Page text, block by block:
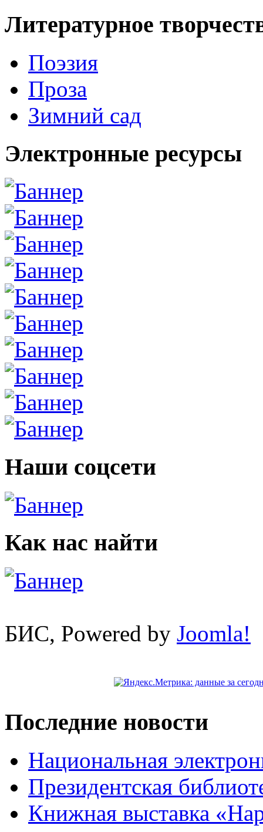
Литературное
Поэзия
Проза
Зимний сад
Электронные ресурсы
Наши соцсети
Как нас найти
БИС, Powered by Joomla!
Последние новости
Национальная
Президентская
Книжная выставка